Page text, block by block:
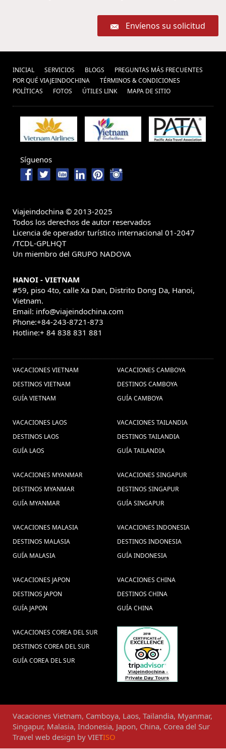
Envíenos su solicitud
INICIAL SERVICIOS BLOGS
PREGUNTAS MÁS FRECUENTES
POR QUÉ VIAJEINDOCHINA
TÉRMINOS & CONDICIONES
POLÍ­TICAS
FOTOS ÚTILES LINK MAPA DE SITIO
Síguenos
Viajeindochina © 2013-2025
Todos los derechos de autor reservados
Licencia de operador turístico internacional 01-2047
/TCDL-GPLHQT
Un miembro del GRUPO NADOVA
HANOI - VIETNAM
#59, piso 4to, calle Xa Dan, Distrito Dong Da, Hanoi,
Vietnam.
Email: info@viajeindochina.com
Phone:+84-243-8721-873
Hotline:+ 84 838 831 881
VACACIONES VIETNAM
DESTINOS VIETNAM
GUÍA VIETNAM
VACACIONES CAMBOYA
DESTINOS CAMBOYA
GUÍA CAMBOYA
VACACIONES LAOS
DESTINOS LAOS
GUÍA LAOS
VACACIONES TAILANDIA
DESTINOS TAILANDIA
GUÍA TAILANDIA
VACACIONES MYANMAR
DESTINOS MYANMAR
GUÍA MYANMAR
VACACIONES SINGAPUR
DESTINOS SINGAPUR
GUÍA SINGAPUR
VACACIONES MALASIA
DESTINOS MALASIA
GUÍA MALASIA
VACACIONES INDONESIA
DESTINOS INDONESIA
GUÍA INDONESIA
VACACIONES JAPON
DESTINOS JAPON
GUÍA JAPON
VACACIONES CHINA
DESTINOS CHINA
GUÍA CHINA
VACACIONES COREA DEL SUR
DESTINOS COREA DEL SUR
GUÍA COREA DEL SUR
Vacaciones Vietnam, Camboya, Laos, Tailandia, Myanmar,
Singapur, Malasia, Indonesia, Japon, China, Corea del Sur
Travel web design by VIETISO